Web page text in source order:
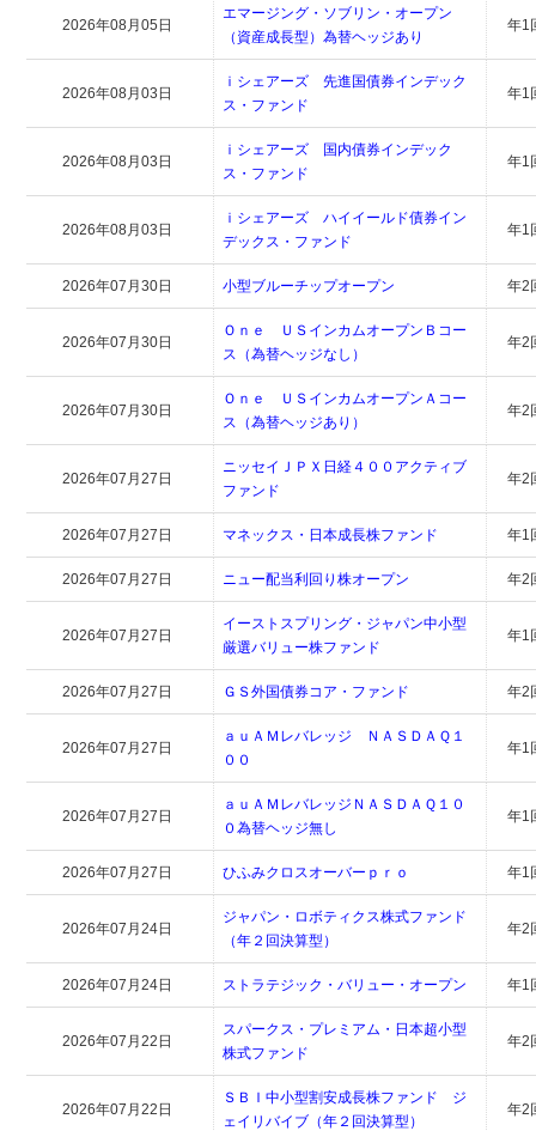
2026年08月05日
エマージング・ソブリン・オープン
（資産成長型）為替ヘッジあり
年1
2026年08月03日
ｉシェアーズ 先進国債券インデック
ス・ファンド
年1
2026年08月03日
ｉシェアーズ 国内債券インデック
ス・ファンド
年1
2026年08月03日
ｉシェアーズ ハイイールド債券イン
デックス・ファンド
年1
2026年07月30日 小型ブルーチップオープン 年2
2026年07月30日
Ｏｎｅ ＵＳインカムオープンＢコー
ス（為替ヘッジなし）
年2
2026年07月30日
Ｏｎｅ ＵＳインカムオープンＡコー
ス（為替ヘッジあり）
年2
2026年07月27日
ニッセイＪＰＸ日経４００アクティブ
ファンド
年2
2026年07月27日 マネックス・日本成長株ファンド 年1
2026年07月27日 ニュー配当利回り株オープン 年2
2026年07月27日
イーストスプリング・ジャパン中小型
厳選バリュー株ファンド
年1
2026年07月27日 ＧＳ外国債券コア・ファンド 年2
2026年07月27日
ａｕＡＭレバレッジ ＮＡＳＤＡＱ１
００
年1
2026年07月27日
ａｕＡＭレバレッジＮＡＳＤＡＱ１０
０為替ヘッジ無し
年1
2026年07月27日 ひふみクロスオーバーｐｒｏ 年1
2026年07月24日
ジャパン・ロボティクス株式ファンド
（年２回決算型）
年2
2026年07月24日 ストラテジック・バリュー・オープン 年1
2026年07月22日
スパークス・プレミアム・日本超小型
株式ファンド
年2
2026年07月22日
ＳＢＩ中小型割安成長株ファンド ジ
ェイリバイブ（年２回決算型）
年2